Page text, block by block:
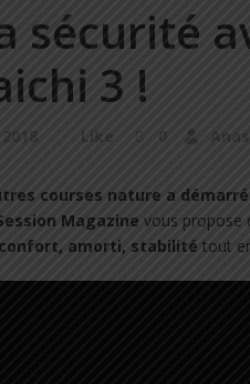
sécurité
3 !
Like 0
courses nature a démarré
Magazine vous propose
confort, amorti, stabilité tout